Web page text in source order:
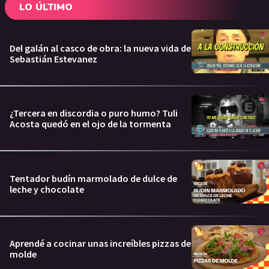
LO ÚLTIMO
Del galán al casco de obra: la nueva vida de
Sebastián Estevanez
¿Tercera en discordia o puro humo? Tuli
Acosta quedó en el ojo de la tormenta
Tentador budín marmolado de dulce de
leche y chocolate
Aprendé a cocinar unas increíbles pizzas de
molde